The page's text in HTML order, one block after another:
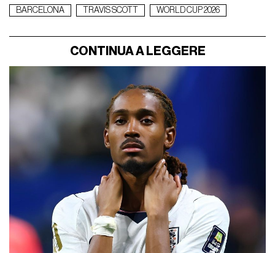
BARCELONA TRAVIS SCOTT WORLD CUP 2026
CONTINUA A LEGGERE